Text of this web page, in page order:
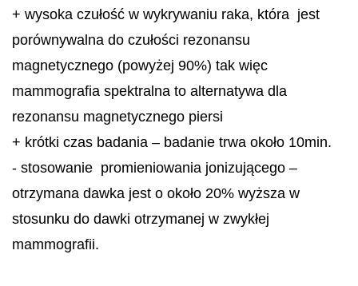
+ wysoka czułość w wykrywaniu raka, która jest
porównywalna do czułości rezonansu
magnetycznego (powyżej 90%) tak więc
mammografia spektralna to alternatywa dla
rezonansu magnetycznego piersi
+ krótki czas badania – badanie trwa około 10min.
- stosowanie promieniowania jonizującego –
otrzymana dawka jest o około 20% wyższa w
stosunku do dawki otrzymanej w zwykłej
mammografii.